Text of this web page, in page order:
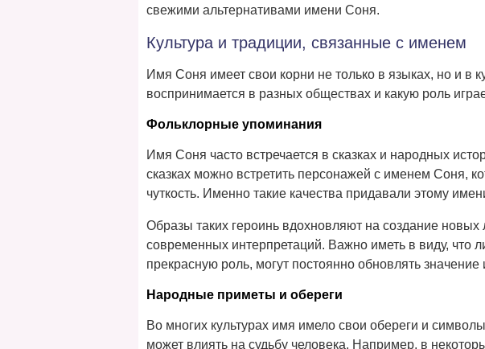
свежими альтернативами имени Соня.
Культура и традиции, связанные с именем
Имя Соня имеет свои корни не только в языках, но и в
воспринимается в разных обществах и какую роль
Фольклорные упоминания
Имя Соня часто встречается в сказках и народных
сказках можно встретить персонажей с именем Соня,
чуткость. Именно такие качества придавали этому
Образы таких героинь вдохновляют на создание новых
современных интерпретаций. Важно иметь в виду, что
прекрасную роль, могут постоянно обновлять
Народные приметы и обереги
Во многих культурах имя имело свои обереги и
может влиять на судьбу человека. Например, в